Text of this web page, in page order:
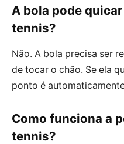
A bola pode
tennis?
Não. A bola precisa ser
de tocar o chão. Se ela
ponto é
Como funciona a
tennis?